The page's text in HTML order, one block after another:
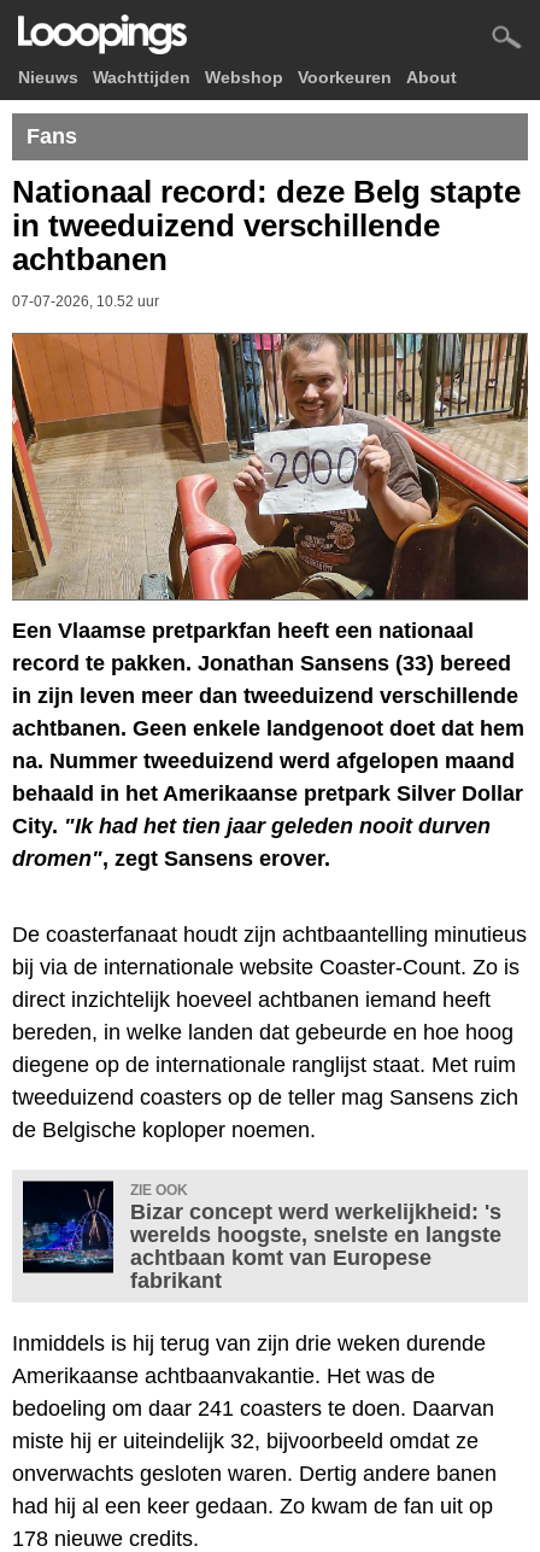
Nieuws Wachttijden Webshop Voorkeuren About
Fans
Nationaal record: deze Belg stapte
in tweeduizend verschillende
achtbanen
07-07-2026, 10.52 uur
Een Vlaamse pretparkfan heeft een nationaal
record te pakken. Jonathan Sansens (33) bereed
in zijn leven meer dan tweeduizend verschillende
achtbanen. Geen enkele landgenoot doet dat hem
na. Nummer tweeduizend werd afgelopen maand
behaald in het Amerikaanse pretpark Silver Dollar
City. "Ik had het tien jaar geleden nooit durven
dromen", zegt Sansens erover.
De coasterfanaat houdt zijn achtbaantelling minutieus
bij via de internationale website Coaster-Count. Zo is
direct inzichtelijk hoeveel achtbanen iemand heeft
bereden, in welke landen dat gebeurde en hoe hoog
diegene op de internationale ranglijst staat. Met ruim
tweeduizend coasters op de teller mag Sansens zich
de Belgische koploper noemen.
ZIE OOK
Bizar concept werd werkelijkheid: 's
werelds hoogste, snelste en langste
achtbaan komt van Europese
fabrikant
Inmiddels is hij terug van zijn drie weken durende
Amerikaanse achtbaanvakantie. Het was de
bedoeling om daar 241 coasters te doen. Daarvan
miste hij er uiteindelijk 32, bijvoorbeeld omdat ze
onverwachts gesloten waren. Dertig andere banen
had hij al een keer gedaan. Zo kwam de fan uit op
178 nieuwe credits.